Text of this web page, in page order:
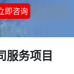
即咨询
服务项目